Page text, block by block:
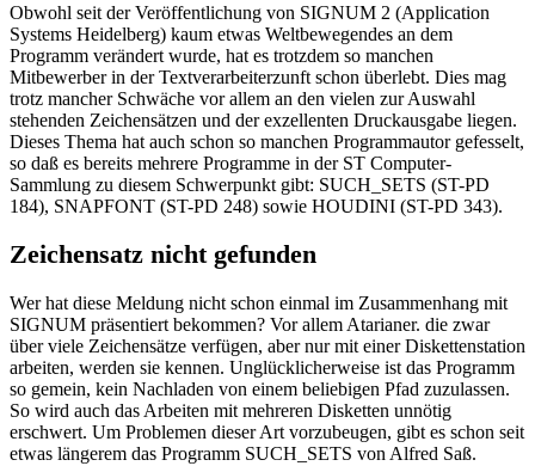
Obwohl seit der Veröffentlichung von SIGNUM 2 (Application
Systems Heidelberg) kaum etwas Weltbewegendes an dem
Programm verändert wurde, hat es trotzdem so manchen
Mitbewerber in der Textverarbeiterzunft schon überlebt. Dies mag
trotz mancher Schwäche vor allem an den vielen zur Auswahl
stehenden Zeichensätzen und der exzellenten Druckausgabe liegen.
Dieses Thema hat auch schon so manchen Programmautor gefesselt,
so daß es bereits mehrere Programme in der ST Computer-
Sammlung zu diesem Schwerpunkt gibt: SUCH_SETS (ST-PD
184), SNAPFONT (ST-PD 248) sowie HOUDINI (ST-PD 343).
Zeichensatz nicht gefunden
Wer hat diese Meldung nicht schon einmal im Zusammenhang mit
SIGNUM präsentiert bekommen? Vor allem Atarianer. die zwar
über viele Zeichensätze verfügen, aber nur mit einer Diskettenstation
arbeiten, werden sie kennen. Unglücklicherweise ist das Programm
so gemein, kein Nachladen von einem beliebigen Pfad zuzulassen.
So wird auch das Arbeiten mit mehreren Disketten unnötig
erschwert. Um Problemen dieser Art vorzubeugen, gibt es schon seit
etwas längerem das Programm SUCH_SETS von Alfred Saß.